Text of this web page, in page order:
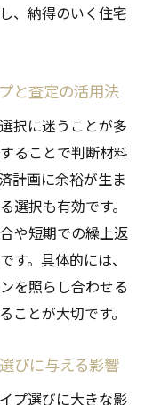
、納得のいく住宅
と査定の活用法
択に迷うことが多
ることで判断材料
計画に余裕が生ま
選択も有効です。
や短期での繰上返
す。具体的には、
を照らし合わせる
ことが大切です。
びに与える影響
プ選びに大きな影